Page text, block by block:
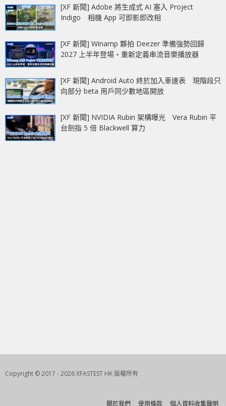
[XF 新聞] Adobe 將生成式 AI 塞入 Project
Indigo 相機 App 可即影即改相
[XF 新聞] Winamp 夥拍 Deezer 準備強勢回歸
2027 上半年登場‧重新定義串流音樂播放器
[XF 新聞] Android Auto 終於加入車速表 現階段只
向部分 beta 用戶同少數地區開放
[XF 新聞] NVIDIA Rubin 架構曝光 Vera Rubin 平
台劍指 5 倍 Blackwell 算力
Copyright © 2017 - 2026 XFASTEST HK 版權所有
關於我們 使用條款 個人資料收集聲明